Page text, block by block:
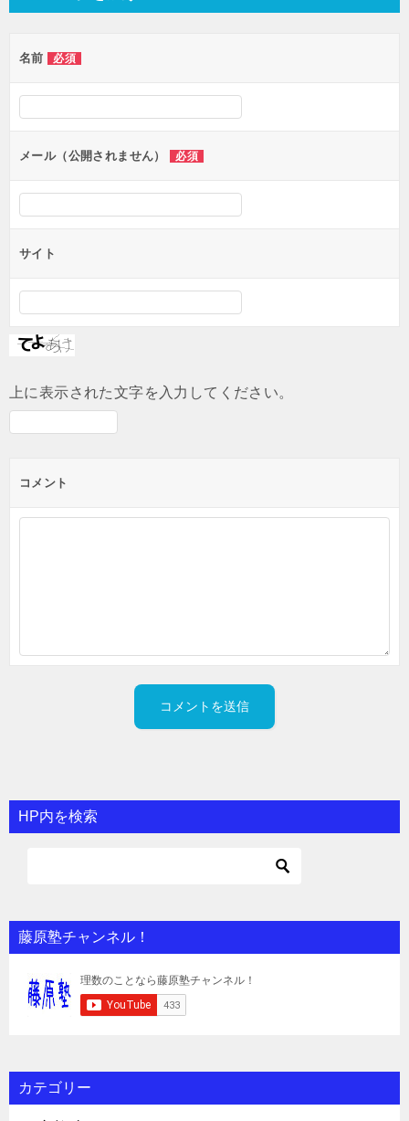
ビ
ー
シ
ン
名前 必須
メール（公開されません） 必須
サイト
上に表示された文字を入力してください。
コメント
HP内を検索
藤原塾チャンネル！
カテゴリー